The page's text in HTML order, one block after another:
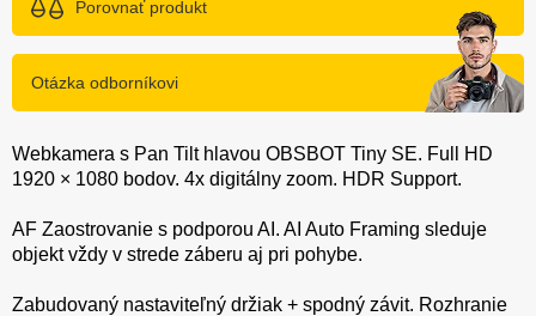
Porovnať produkt
Otázka odborníkovi
Webkamera s Pan Tilt hlavou OBSBOT Tiny SE. Full HD
1920 × 1080 bodov. 4x digitálny zoom. HDR Support.
AF Zaostrovanie s podporou AI. AI Auto Framing sleduje
objekt vždy v strede záberu aj pri pohybe.
Zabudovaný nastaviteľný držiak + spodný závit. Rozhranie